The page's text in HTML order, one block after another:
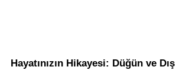
Hayatınızın Hikayesi: Düğün ve Dış